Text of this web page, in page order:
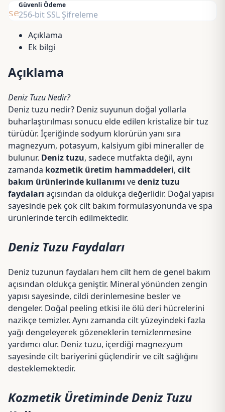
security
Güvenli Ödeme
256-bit SSL Şifreleme
Açıklama
Ek bilgi
Açıklama
Deniz Tuzu Nedir?
Deniz tuzu nedir? Deniz suyunun doğal yollarla
buharlaştırılması sonucu elde edilen kristalize bir tuz
türüdür. İçeriğinde sodyum klorürün yanı sıra
magnezyum, potasyum, kalsiyum gibi mineraller de
bulunur. Deniz tuzu, sadece mutfakta değil, aynı
zamanda kozmetik üretim hammaddeleri, cilt
bakım ürünlerinde kullanımı vedeniz tuzu
faydaları açısından da oldukça değerlidir. Doğal yapısı
sayesinde pek çok cilt bakım formülasyonunda ve spa
ürünlerinde tercih edilmektedir.
Deniz Tuzu Faydaları
Deniz tuzunun faydaları hem cilt hem de genel bakım
açısından oldukça geniştir. Mineral yönünden zengin
yapısı sayesinde, cildi derinlemesine besler ve
dengeler. Doğal peeling etkisi ile ölü deri hücrelerini
nazikçe temizler. Aynı zamanda cilt yüzeyindeki fazla
yağı dengeleyerek gözeneklerin temizlenmesine
yardımcı olur. Deniz tuzu, içerdiği magnezyum
sayesinde cilt bariyerini güçlendirir ve cilt sağlığını
desteklemektedir.
Kozmetik Üretiminde Deniz Tuzu